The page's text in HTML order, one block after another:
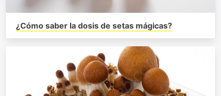
¿Cómo saber la dosis de setas mágicas?